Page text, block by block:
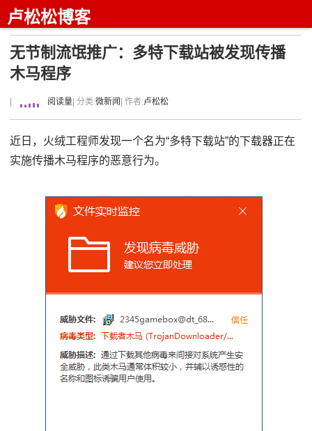
卢松松博客
无节制流氓推广：多特下载站被发现传播
木马程序
阅读量 | 分类:微新闻 | 作者:卢松松
近日，火绒工程师发现一个名为“多特下载站”的下载器正在
实施传播木马程序的恶意行为。